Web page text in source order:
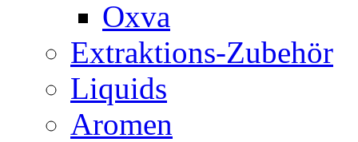
Oxva
Extraktions-Zubehör
Liquids
Aromen